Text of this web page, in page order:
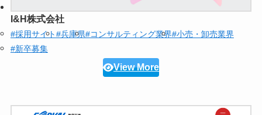
I&H株式会社
#採用サイト#兵庫県#コンサルティング業界#小売・卸売業界
#新卒募集
View More